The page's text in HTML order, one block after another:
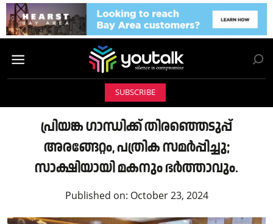
SUBSCRIBE
പ്രിയങ്ക ഗാന്ധിക്ക് തിരഞ്ഞെടുപ്പ്‌
അരങ്ങേറ്റം, പത്രിക സമര്‍പ്പിച്ചു;
സാക്ഷിയായി മകനും ഭര്‍ത്താവും.
Published on: October 23, 2024